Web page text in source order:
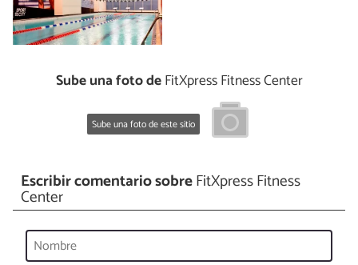
Sube una foto deFitXpress Fitness Center
Sube una foto de este sitio
Escribir comentario sobreFitXpress Fitness
Center